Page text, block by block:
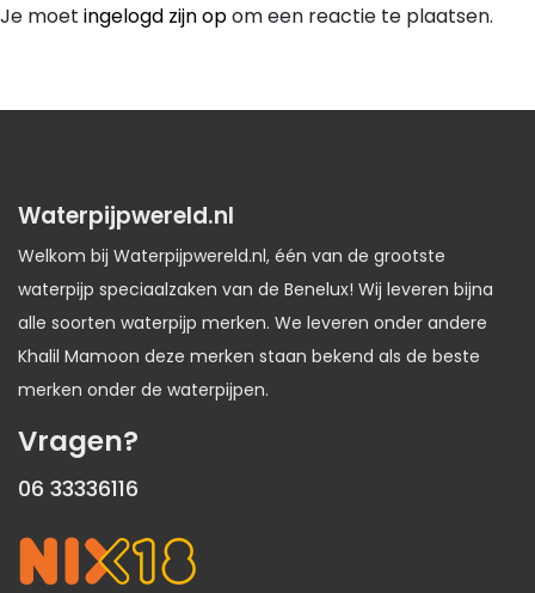
Je moet ingelogd zijn opom een reactie te plaatsen.
Waterpijpwereld.nl
Welkom bij Waterpijpwereld.nl, één van de grootste
waterpijp speciaalzaken van de Benelux! Wij leveren bijna
alle soorten waterpijp merken. We leveren onder andere
Khalil Mamoon deze merken staan bekend als de beste
merken onder de waterpijpen.
Vragen?
06 33336116